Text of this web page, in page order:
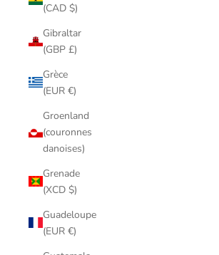
(CAD $)
Gibraltar
(GBP £)
Grèce
(EUR €)
Groenland
(couronnes
danoises)
Grenade
(XCD $)
Guadeloupe
(EUR €)